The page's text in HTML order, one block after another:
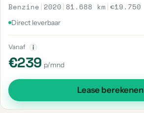
Benzine | 2020 | 81.688 km |€19.750
Direct leverbaar
Vanaf i
€239 p/mnd
Lease berekenen